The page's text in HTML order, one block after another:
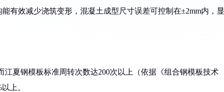
有效减少浇筑变形，混凝土成型尺寸误差可控制在±2mm内，显
江夏钢模板标准周转次数达200次以上（依据《组合钢模板技术
上。